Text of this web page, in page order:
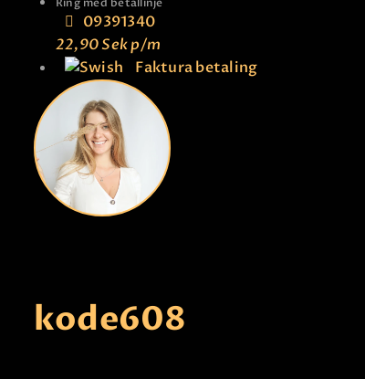
Ring med betallinje
09391340
22,90 Sekp/m
Faktura betaling
kode608